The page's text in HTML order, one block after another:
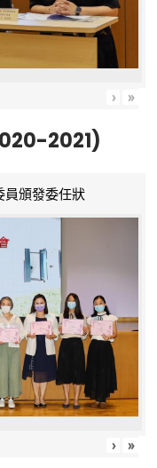
› »
2021)
員頒發委任狀
› »